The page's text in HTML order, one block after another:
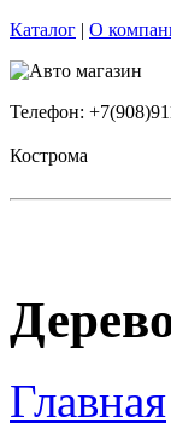
Каталог | О
Телефон:
Кострома
Главная